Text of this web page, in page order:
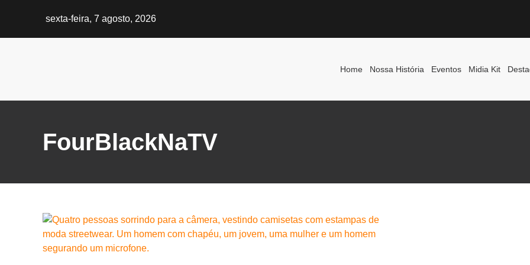
sexta-feira, 7 agosto, 2026
Home Nossa História Eventos Midia Kit
FourBlackNaTV